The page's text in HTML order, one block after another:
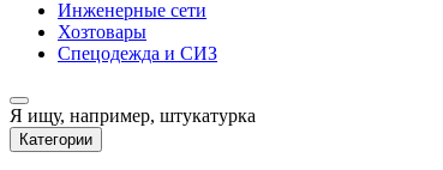
Инженерные сети
Хозтовары
Спецодежда и СИЗ
Я ищу, например, штукатурка
Категории